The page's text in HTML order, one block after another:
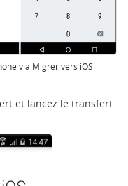
via Migrer vers iOS
et lancez le transfert.